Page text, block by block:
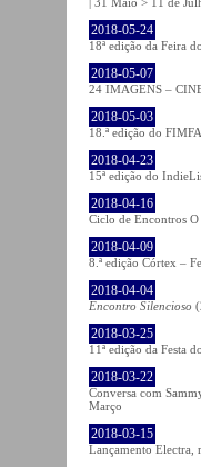
2018-05-24
18ª edição da Feira
2018-05-07
24 IMAGENS –
2018-05-03
18.ª edição do
2018-04-23
15ª edição do
2018-04-16
Ciclo de Encontros
2018-04-09
8.ª edição Córtex –
2018-04-04
Encontro Silencioso
2018-03-25
11ª edição da Festa
2018-03-22
Conversa com
Março
2018-03-15
Lançamento Electra,